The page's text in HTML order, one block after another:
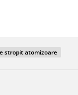
stropit atomizoare